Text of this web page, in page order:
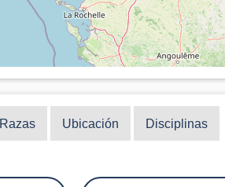
Razas Ubicación Disciplinas